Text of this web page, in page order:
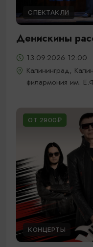
СПЕКТАКЛИ
Денискины
13.09.2026 12:00
Калининград,
филармония им.
ОТ 2900₽
КОНЦЕРТЫ